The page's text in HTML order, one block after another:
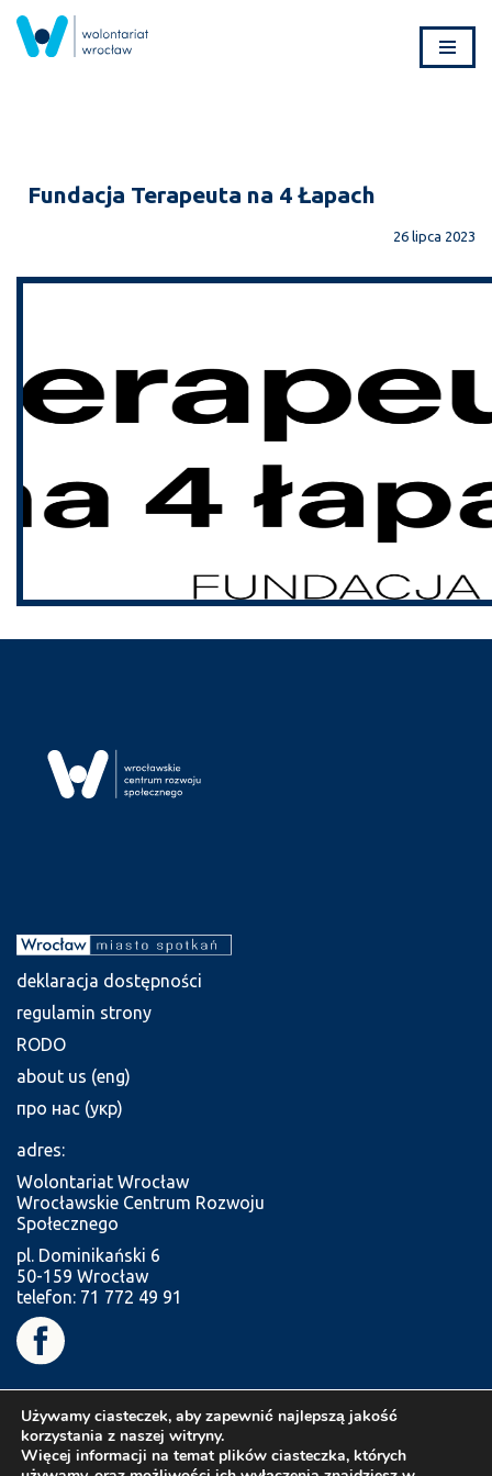
Przejdź
Fundacja Terapeuta na 4 Łapach
26 lipca 2023
deklaracja dostępności
regulamin strony
RODO
about us (eng)
про нас (укр)
adres:
Wolontariat Wrocław
Wrocławskie Centrum Rozwoju
Społecznego
pl. Dominikański 6
50-159 Wrocław
telefon: 71 772 49 91
Używamy ciasteczek, aby zapewnić najlepszą jakość
korzystania z naszej witryny.
Więcej informacji na temat plików ciasteczka, których